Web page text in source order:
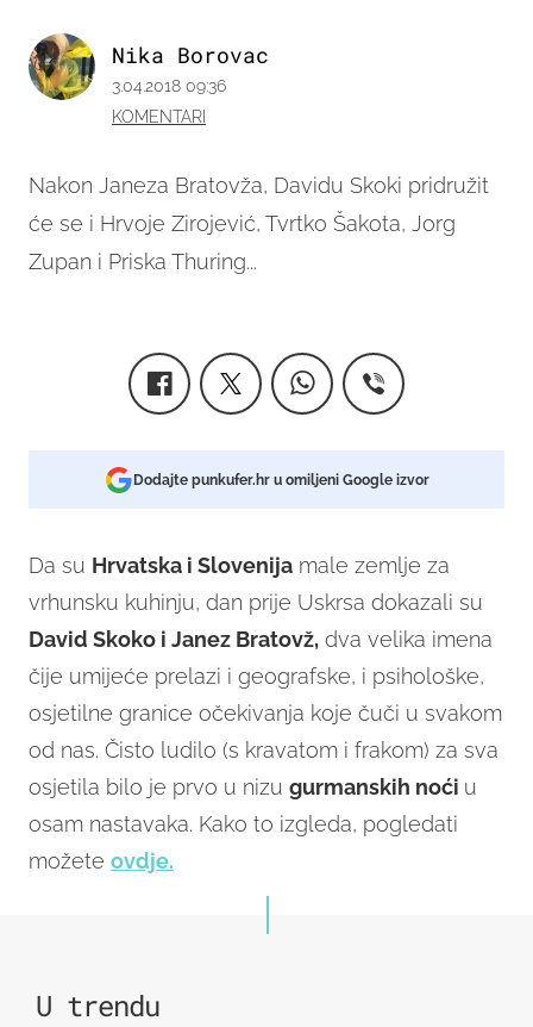
Nakon Janeza Bratovža, Davidu Skoki pridružit
će se i Hrvoje Zirojević, Tvrtko Šakota, Jorg
Zupan i Priska Thuring...
Nika Borovac
3.04.2018 09:36
KOMENTARI
Dodajte punkufer.hr u omiljeni Google izvor
Da su Hrvatska i Slovenija male zemlje za
vrhunsku kuhinju, dan prije Uskrsa dokazali su
David Skoko i Janez Bratovž, dva velika imena
čije umijeće prelazi i geografske, i psihološke,
osjetilne granice očekivanja koje čuči u svakom
od nas. Čisto ludilo (s kravatom i frakom) za sva
osjetila bilo je prvo u nizu gurmanskih noći u
osam nastavaka. Kako to izgleda, pogledati
možete ovdje.
U trendu